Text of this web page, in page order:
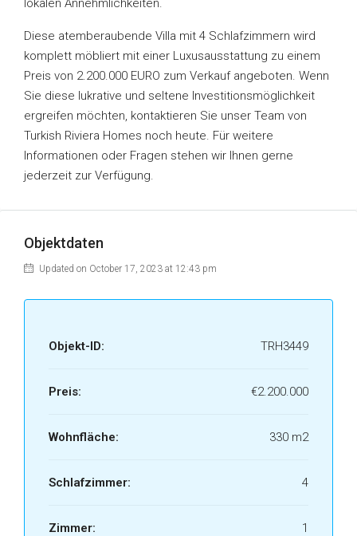
lokalen Annehmlichkeiten.
Diese atemberaubende Villa mit 4 Schlafzimmern wird
komplett möbliert mit einer Luxusausstattung zu einem
Preis von 2.200.000 EURO zum Verkauf angeboten. Wenn
Sie diese lukrative und seltene Investitionsmöglichkeit
ergreifen möchten, kontaktieren Sie unser Team von
Turkish Riviera Homes noch heute. Für weitere
Informationen oder Fragen stehen wir Ihnen gerne
jederzeit zur Verfügung.
Objektdaten
Updated on October 17, 2023 at 12:43 pm
Objekt-ID: TRH3449
Preis: €2.200.000
Wohnfläche: 330 m2
Schlafzimmer: 4
Zimmer: 1